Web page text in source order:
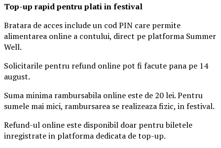
Top-up rapid pentru plati in festival
Bratara de acces include un cod PIN care permite
alimentarea online a contului, direct pe platforma Summer
Well.
Solicitarile pentru refund online pot fi facute pana pe 14
august.
Suma minima rambursabila online este de 20 lei. Pentru
sumele mai mici, rambursarea se realizeaza fizic, in festival.
Refund-ul online este disponibil doar pentru biletele
inregistrate in platforma dedicata de top-up.